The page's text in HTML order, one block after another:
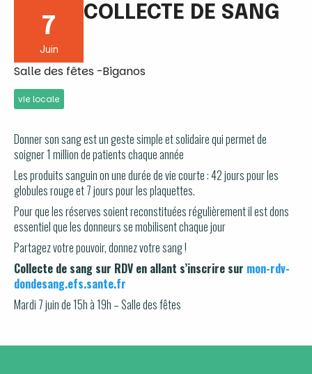
7
Juin
COLLECTE DE SANG
Salle des fêtes -Biganos
vie locale
Donner son sang est un geste simple et solidaire qui permet de
soigner 1 million de patients chaque année
Les produits sanguin on une durée de vie courte : 42 jours pour les
globules rouge et 7 jours pour les plaquettes.
Pour que les réserves soient reconstituées régulièrement il est dons
essentiel que les donneurs se mobilisent chaque jour
Partagez votre pouvoir, donnez votre sang !
Collecte de sang sur RDV en allant s’inscrire sur mon-rdv-
dondesang.efs.sante.fr
Mardi 7 juin de 15h à 19h – Salle des fêtes